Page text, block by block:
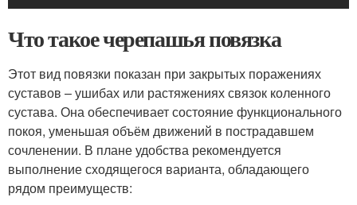
Что такое черепашья повязка
Этот вид повязки показан при закрытых поражениях
суставов – ушибах или растяжениях связок коленного
сустава. Она обеспечивает состояние функционального
покоя, уменьшая объём движений в пострадавшем
сочленении. В плане удобства рекомендуется
выполнение сходящегося варианта, обладающего
рядом преимуществ: